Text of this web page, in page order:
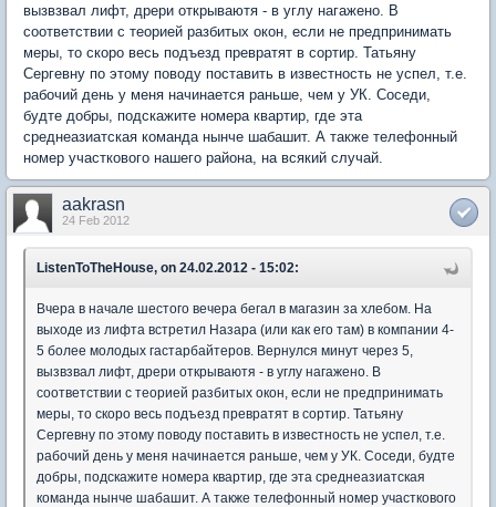
вызвзвал лифт, дрери открываютя - в углу нагажено. В
соответствии с теорией разбитых окон, если не предпринимать
меры, то скоро весь подъезд превратят в сортир. Татьяну
Сергевну по этому поводу поставить в известность не успел, т.е.
рабочий день у меня начинается раньше, чем у УК. Соседи,
будте добры, подскажите номера квартир, где эта
среднеазиатская команда нынче шабашит. А также телефонный
номер участкового нашего района, на всякий случай.
aakrasn
24 Feb 2012
ListenToTheHouse, on 24.02.2012 - 15:02:
Вчера в начале шестого вечера бегал в магазин за хлебом. На
выходе из лифта встретил Назара (или как его там) в компании 4-
5 более молодых гастарбайтеров. Вернулся минут через 5,
вызвзвал лифт, дрери открываютя - в углу нагажено. В
соответствии с теорией разбитых окон, если не предпринимать
меры, то скоро весь подъезд превратят в сортир. Татьяну
Сергевну по этому поводу поставить в известность не успел, т.е.
рабочий день у меня начинается раньше, чем у УК. Соседи, будте
добры, подскажите номера квартир, где эта среднеазиатская
команда нынче шабашит. А также телефонный номер участкового